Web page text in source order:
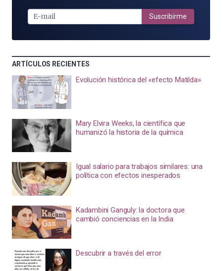
MAIL
Suscribirme
ARTÍCULOS RECIENTES
Evolución histórica del «efecto Matilda»
Mary Elvira Weeks, la científica que
humanizó la historia de la química
Igual salario para trabajos similares: una
política con efectos inesperados
Kadambini Ganguly: la doctora que
cambió conciencias en la India
Descubrir a través del error